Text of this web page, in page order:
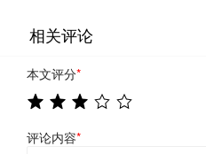
相关评论
本文评分*
评论内容*